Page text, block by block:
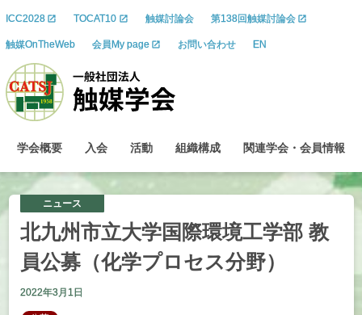
ICC2028 TOCAT10 触媒討論会 第138回触媒討論会
触媒OnTheWeb 会員My page お問い合わせ EN
学会概要 入会 活動 組織構成 関連学会 ・ 会員情報
ニュース
北九州市立大学国際環境工学部 教
員公募（化学プロセス分野）
2022年3月1日